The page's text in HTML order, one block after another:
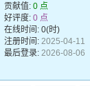
贡献值: 0 点
好评度: 0 点
在线时间: 0(时)
注册时间: 2025-04-11
最后登录: 2026-08-06